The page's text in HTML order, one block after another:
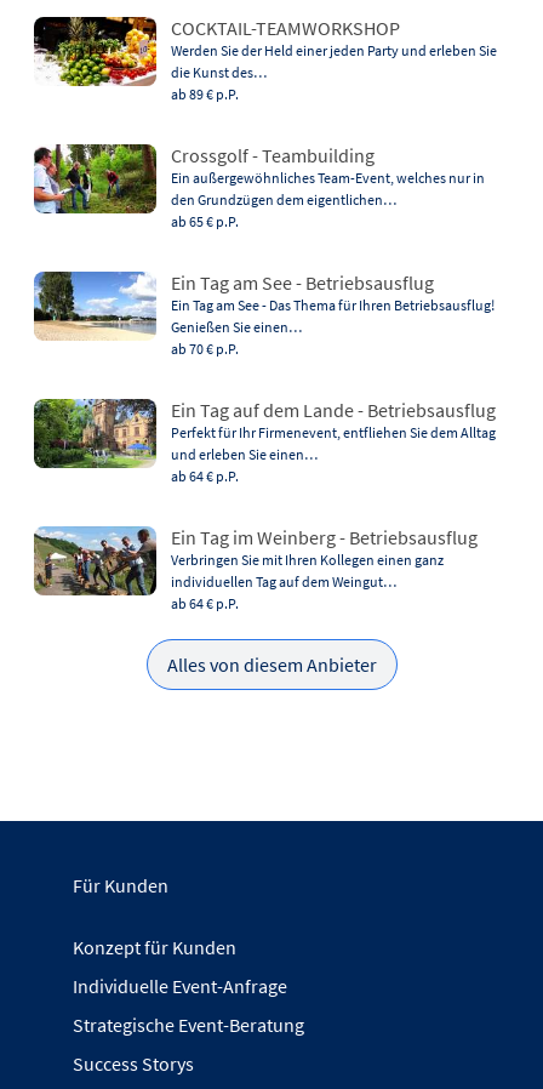
COCKTAIL-TEAMWORKSHOP
Werden Sie der Held einer jeden Party und erleben Sie
die Kunst des…
ab 89 € p.P.
Crossgolf - Teambuilding
Ein außergewöhnliches Team-Event, welches nur in
den Grundzügen dem eigentlichen…
ab 65 € p.P.
Ein Tag am See - Betriebsausflug
Ein Tag am See - Das Thema für Ihren Betriebsausflug!
Genießen Sie einen…
ab 70 € p.P.
Ein Tag auf dem Lande - Betriebsausflug
Perfekt für Ihr Firmenevent, entfliehen Sie dem Alltag
und erleben Sie einen…
ab 64 € p.P.
Ein Tag im Weinberg - Betriebsausflug
Verbringen Sie mit Ihren Kollegen einen ganz
individuellen Tag auf dem Weingut…
ab 64 € p.P.
Alles von diesem Anbieter
Für Kunden
Konzept für Kunden
Individuelle Event-Anfrage
Strategische Event-Beratung
Success Storys